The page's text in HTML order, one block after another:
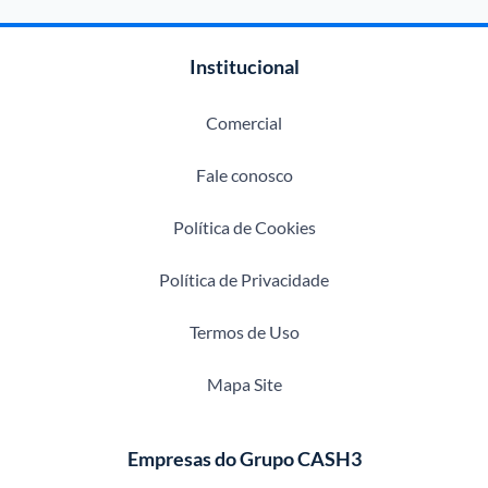
Institucional
Comercial
Fale conosco
Política de Cookies
Política de Privacidade
Termos de Uso
Mapa Site
Empresas do Grupo CASH3